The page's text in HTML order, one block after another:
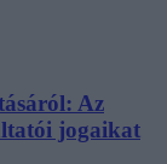
Az
jogaikat